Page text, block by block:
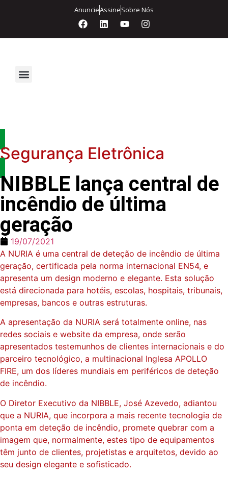
AnuncieAssineSobre Nós
Segurança Eletrônica
NIBBLE lança central de
incêndio de última
geração
19/07/2021
A NURIA é uma central de deteção de incêndio de última
geração, certificada pela norma internacional EN54, e
apresenta um design moderno e elegante. Esta solução
está direcionada para hotéis, escolas, hospitais, tribunais,
empresas, bancos e outras estruturas.
A apresentação da NURIA será totalmente online, nas
redes sociais e website da empresa, onde serão
apresentados testemunhos de clientes internacionais e do
parceiro tecnológico, a multinacional Inglesa APOLLO
FIRE, um dos líderes mundiais em periféricos de deteção
de incêndio.
O Diretor Executivo da NIBBLE, José Azevedo, adiantou
que a NURIA, que incorpora a mais recente tecnologia de
ponta em deteção de incêndio, promete quebrar com a
imagem que, normalmente, estes tipo de equipamentos
têm junto de clientes, projetistas e arquitetos, devido ao
seu design elegante e sofisticado.